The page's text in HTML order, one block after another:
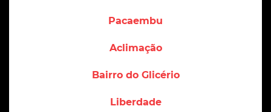
Pacaembu
Aclimação
Bairro do Glicério
Liberdade